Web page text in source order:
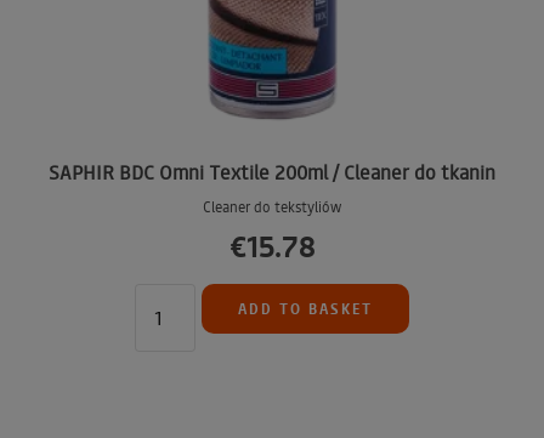
SAPHIR BDC Omni Textile 200ml / Cleaner do tkanin
Cleaner do tekstyliów
€15.78
ADD TO BASKET